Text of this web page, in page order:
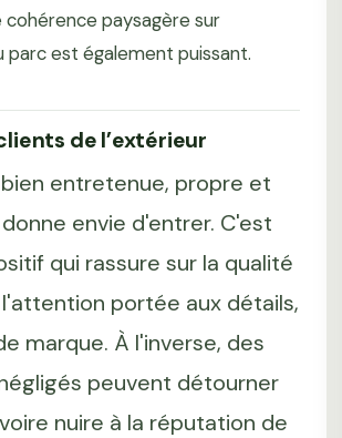
cohérence paysagère sur
parc est également puissant.
de l’extérieur
entretenue, propre et
envie d'entrer. C'est
qui rassure sur la qualité
portée aux détails,
marque. À l'inverse, des
peuvent détourner
nuire à la réputation de